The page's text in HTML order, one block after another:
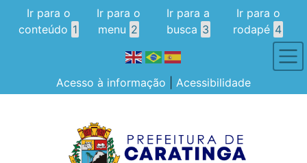
Ir para o
conteúdo 1
Ir para o
menu 2
Ir para a
busca 3
Ir para o
rodapé 4
Acesso à informação Acessibilidade